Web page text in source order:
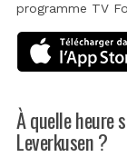
programme TV
À quelle heure
Leverkusen ?